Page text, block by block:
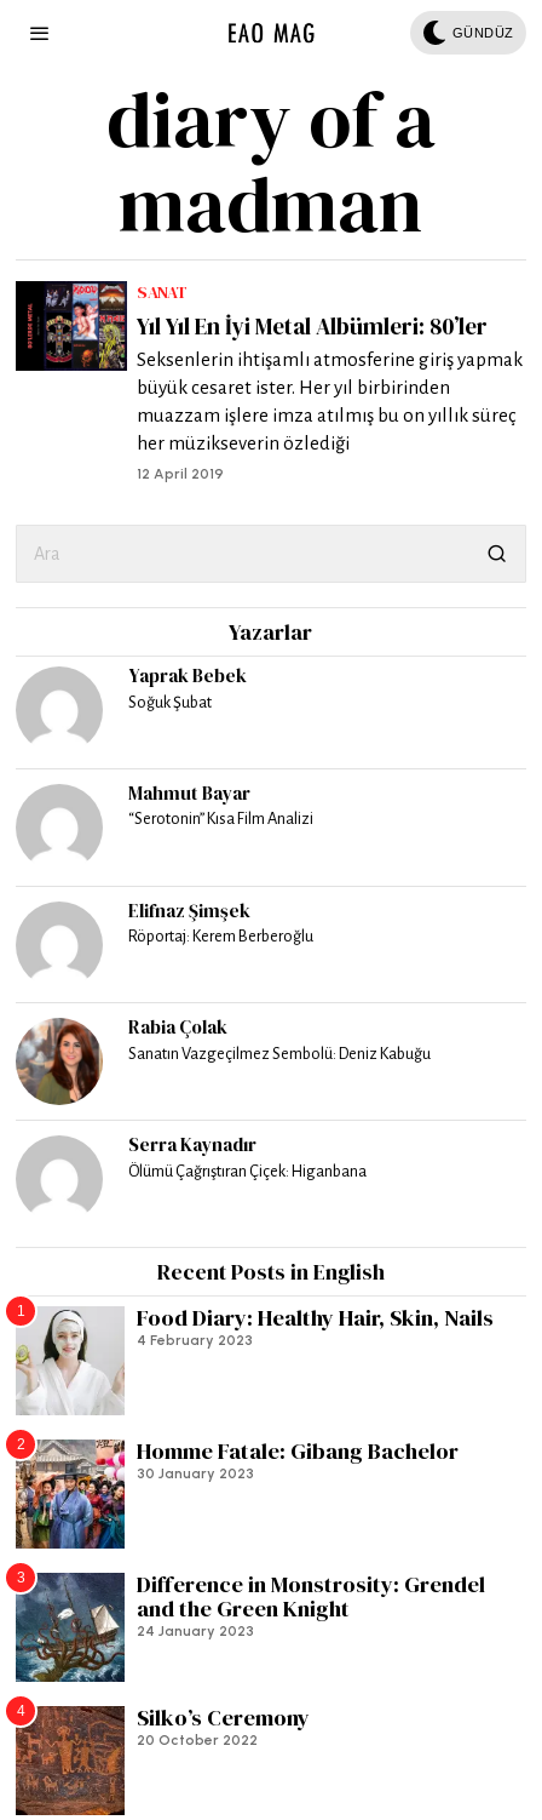
GÜNDÜZ
diary of a
madman
SANAT
Yıl Yıl En İyi Metal Albümleri: 80’ler
Seksenlerin ihtişamlı atmosferine giriş yapmak
büyük cesaret ister. Her yıl birbirinden
muazzam işlere imza atılmış bu on yıllık süreç
her müzikseverin özlediği
12 April 2019
Yazarlar
Yaprak Bebek
Soğuk Şubat
Mahmut Bayar
“Serotonin” Kısa Film Analizi
Elifnaz Şimşek
Röportaj: Kerem Berberoğlu
Rabia Çolak
Sanatın Vazgeçilmez Sembolü: Deniz Kabuğu
Serra Kaynadır
Ölümü Çağrıştıran Çiçek: Higanbana
Recent Posts in English
1 Food Diary: Healthy Hair, Skin, Nails
4 February 2023
2 Homme Fatale: Gibang Bachelor
30 January 2023
3
Difference in Monstrosity: Grendel
and the Green Knight
24 January 2023
4 Silko’s Ceremony
20 October 2022